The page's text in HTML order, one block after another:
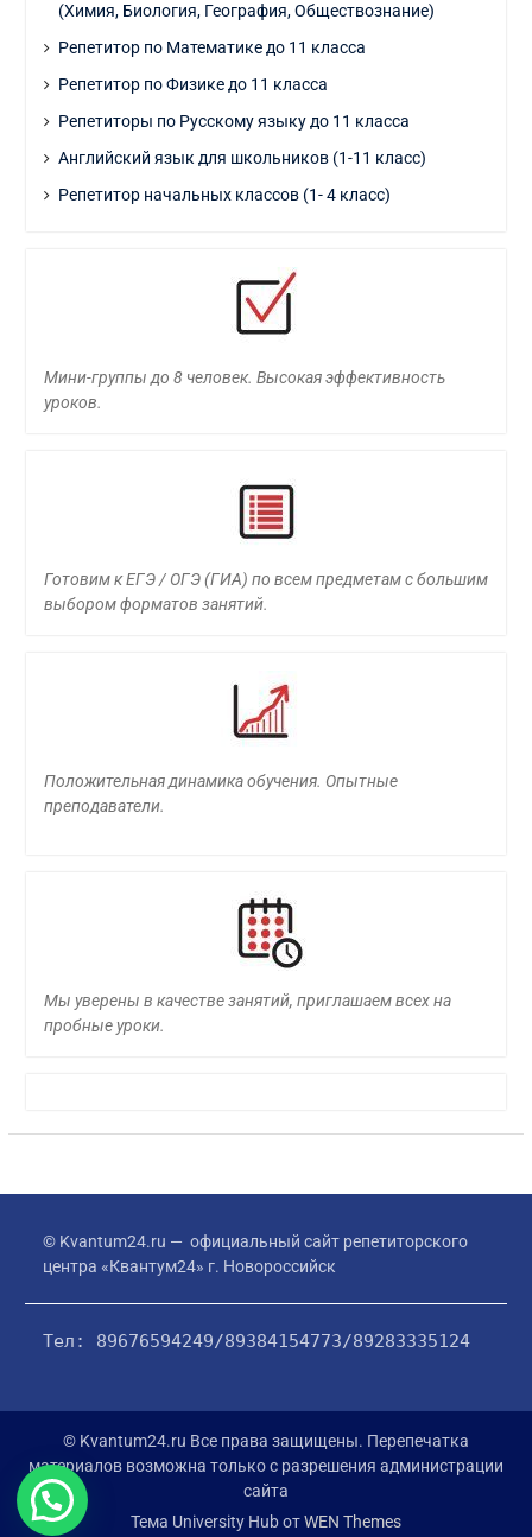
(Химия, Биология, География, Обществознание)
Репетитор по Математике до 11 класса
Репетитор по Физике до 11 класса
Репетиторы по Русскому языку до 11 класса
Английский язык для школьников (1-11 класс)
Репетитор начальных классов (1- 4 класс)
Мини-группы до 8 человек. Высокая эффективность
уроков.
Готовим к ЕГЭ / ОГЭ (ГИА) по всем предметам с большим
выбором форматов занятий.
Положительная динамика обучения. Опытные
преподаватели.
Мы уверены в качестве занятий, приглашаем всех на
пробные уроки.
© Kvantum24.ru — официальный сайт репетиторского
центра «Квантум24» г. Новороссийск
Тел: 89676594249/89384154773/89283335124
© Kvantum24.ru Все права защищены. Перепечатка
материалов возможна только с разрешения администрации
сайта
Тема University Hub отWEN Themes